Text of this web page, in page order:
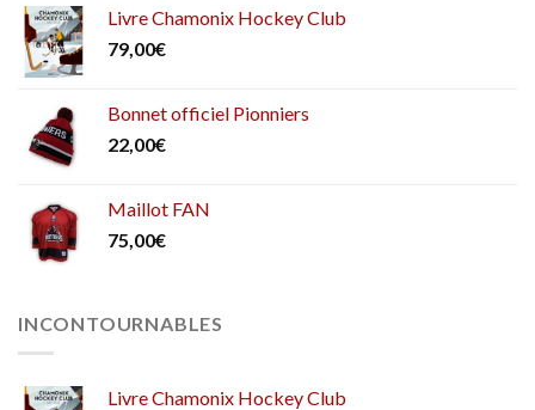
Livre Chamonix Hockey Club
79,00€
Bonnet officiel Pionniers
22,00€
Maillot FAN
75,00€
INCONTOURNABLES
Livre Chamonix Hockey Club